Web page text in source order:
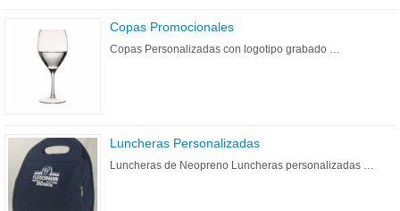
Copas Promocionales
Copas Personalizadas con logotipo grabado …
Luncheras Personalizadas
Luncheras de Neopreno Luncheras personalizadas …